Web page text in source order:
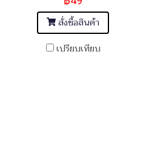
สั่งซื้อสินค้า
เปรียบเทียบ